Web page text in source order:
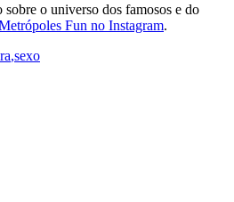
o universo dos famosos e do
Fun no Instagram.
,sexo